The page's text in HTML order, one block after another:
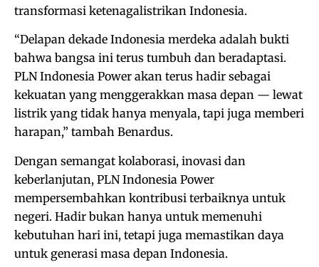
transformasi ketenagalistrikan Indonesia.
“Delapan dekade Indonesia merdeka adalah bukti
bahwa bangsa ini terus tumbuh dan beradaptasi.
PLN Indonesia Power akan terus hadir sebagai
kekuatan yang menggerakkan masa depan — lewat
listrik yang tidak hanya menyala, tapi juga memberi
harapan,” tambah Benardus.
Dengan semangat kolaborasi, inovasi dan
keberlanjutan, PLN Indonesia Power
mempersembahkan kontribusi terbaiknya untuk
negeri. Hadir bukan hanya untuk memenuhi
kebutuhan hari ini, tetapi juga memastikan daya
untuk generasi masa depan Indonesia.